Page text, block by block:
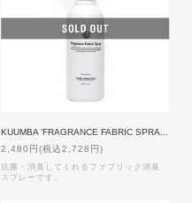
2,480円(税込2,728円)
抗菌・消臭してくれるファブリック消臭
スプレーです。